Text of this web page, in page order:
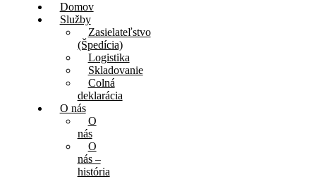
Domov
Služby
Zasielateľstvo
(Špedícia)
Logistika
Skladovanie
Colná
deklarácia
O nás
O
nás
O
nás –
história